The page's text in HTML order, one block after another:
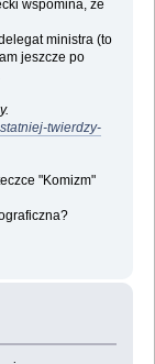
wspomina, że
ministra (to
jeszcze po
twierdzy-
"Komizm"